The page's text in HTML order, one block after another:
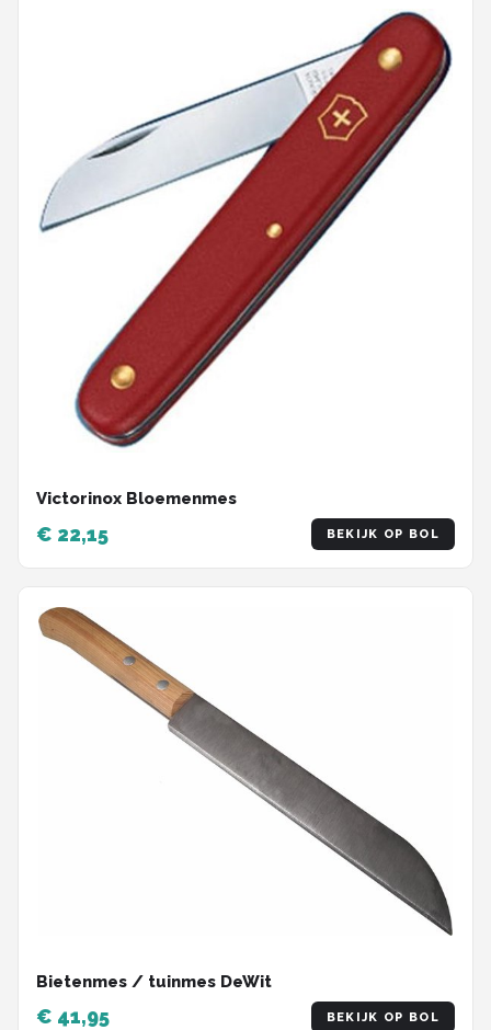
Victorinox Bloemenmes
€ 22,15 BEKIJK OP BOL
Bietenmes / tuinmes DeWit
€ 41,95 BEKIJK OP BOL